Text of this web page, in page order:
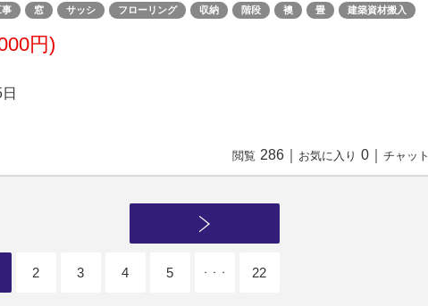
事 窓 サッシ フローリング 収納 階段 襖 畳 建築資材搬入
円)
閲覧 286 お気に入り 0 チャット
2 3 4 5 ・・・ 22